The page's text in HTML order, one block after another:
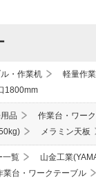
・作業机
軽量作
1800mm
品
作業台・ワー
メラミン天板
一覧
山金工業
業台・ワークテーブル